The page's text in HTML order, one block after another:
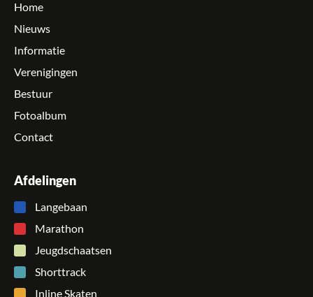
Home
Nieuws
Informatie
Verenigingen
Bestuur
Fotoalbum
Contact
Afdelingen
Langebaan
Marathon
Jeugdschaatsen
Shorttrack
Inline Skaten